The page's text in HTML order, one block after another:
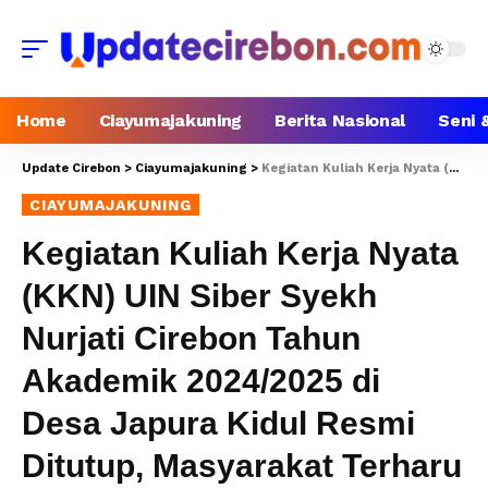
Home Ciayumajakuning Berita Nasional Seni
Update Cirebon > Ciayumajakuning > Kegiatan Kuliah Kerja Nyata (KKN) UIN Siber Syekh Nurjati Cirebon Tahun Akademik 2024/2025 di Desa Japura Kidul Resmi Ditutup, Masyarakat Terharu
CIAYUMAJAKUNING
Kegiatan Kuliah Kerja Nyata
(KKN) UIN Siber Syekh
Nurjati Cirebon Tahun
Akademik 2024/2025 di
Desa Japura Kidul Resmi
Ditutup, Masyarakat Terharu